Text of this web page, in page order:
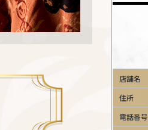
店舗名
住所
電話番号